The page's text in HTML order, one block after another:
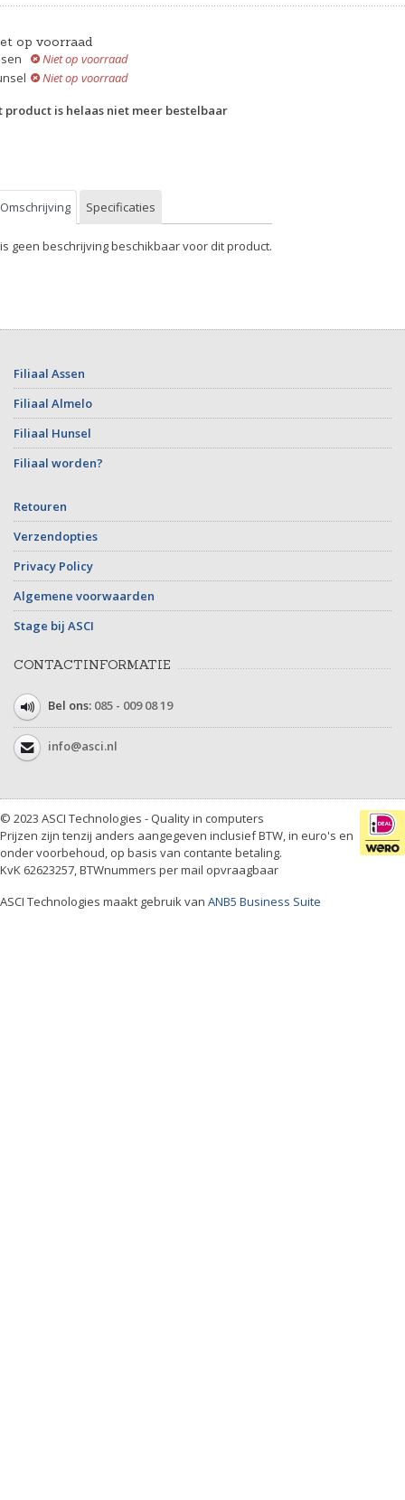
op voorraad
Niet op voorraad
Niet op voorraad
product is helaas niet meer bestelbaar
Omschrijving Specificaties
geen beschrijving beschikbaar voor dit product.
Filiaal Assen
Filiaal Almelo
Filiaal Hunsel
Filiaal worden?
Retouren
Verzendopties
Privacy Policy
Algemene voorwaarden
Stage bij ASCI
CONTACTINFORMATIE
Bel ons: 085 - 009 08 19
info@asci.nl
© 2023 ASCI Technologies - Quality in computers
Prijzen zijn tenzij anders aangegeven inclusief BTW, in euro's en
onder voorbehoud, op basis van contante betaling.
KvK 62623257, BTWnummers per mail opvraagbaar
ASCI Technologies maakt gebruik van ANB5 Business Suite